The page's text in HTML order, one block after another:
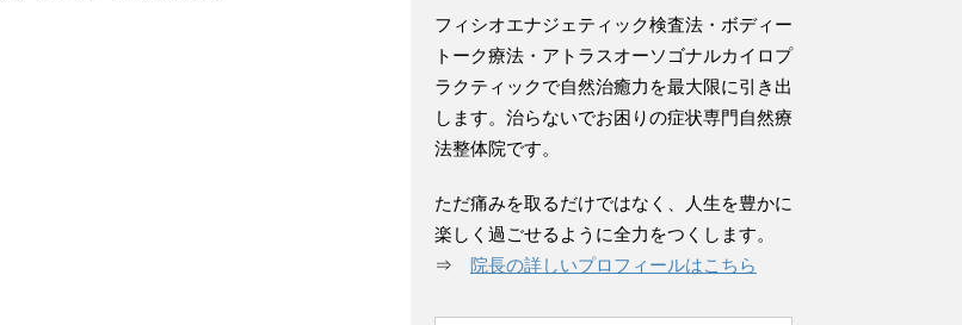
フィシオエナジェティック検査法・ボディー
トーク療法・アトラスオーソゴナルカイロプ
ラクティックで自然治癒力を最大限に引き出
します。治らないでお困りの症状専門自然療
法整体院です。
ただ痛みを取るだけではなく、人生を豊かに
楽しく過ごせるように全力をつくします。
⇒ 院長の詳しいプロフィールはこちら